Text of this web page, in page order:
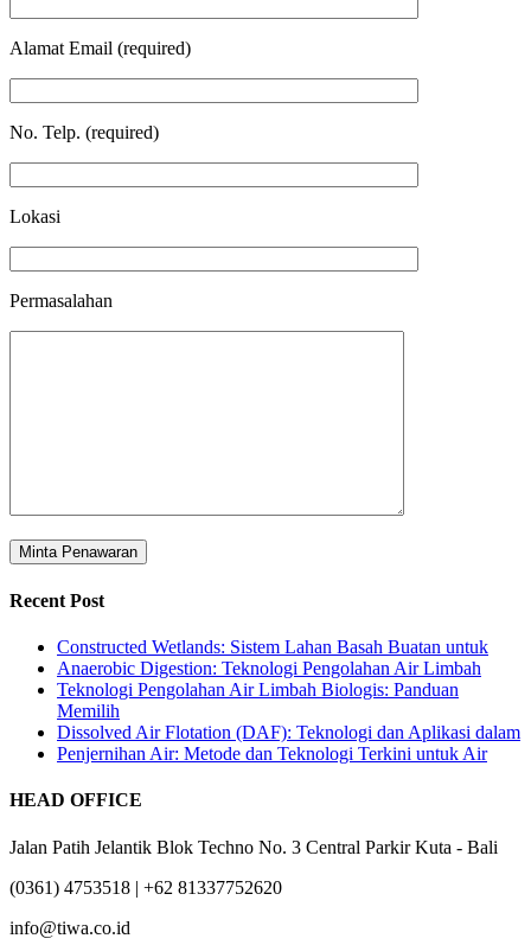
Alamat Email (required)
No. Telp. (required)
Lokasi
Permasalahan
Recent Post
Constructed Wetlands: Sistem Lahan Basah Buatan untuk
Anaerobic Digestion: Teknologi Pengolahan Air Limbah
Teknologi Pengolahan Air Limbah Biologis: Panduan
Memilih
Dissolved Air Flotation (DAF): Teknologi dan Aplikasi dalam
Penjernihan Air: Metode dan Teknologi Terkini untuk Air
HEAD OFFICE
Jalan Patih Jelantik Blok Techno No. 3 Central Parkir Kuta - Bali
(0361) 4753518 | +62 81337752620
info@tiwa.co.id